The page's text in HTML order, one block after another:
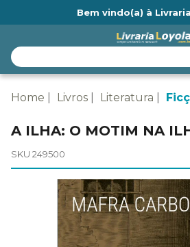
Bem vindo(a) à
Home Livros Literatura
A ILHA: O MOTIM NA
SKU 249500